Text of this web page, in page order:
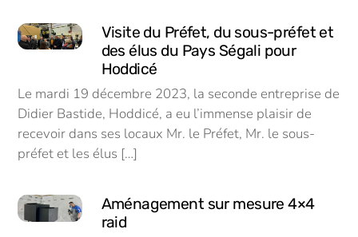
Visite du Préfet, du sous-préfet et
des élus du Pays Ségali pour
Hoddicé
Le mardi 19 décembre 2023, la seconde entreprise de
Didier Bastide, Hoddicé, a eu l’immense plaisir de
recevoir dans ses locaux Mr. le Préfet, Mr. le sous-
préfet et les élus […]
Aménagement sur mesure 4×4
raid